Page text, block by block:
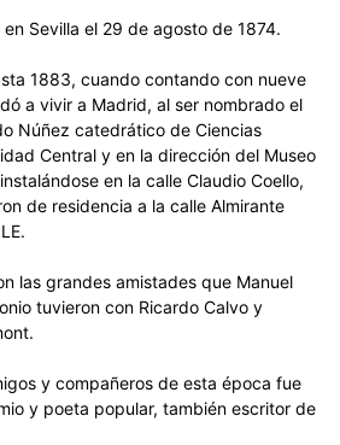
Sevilla el 29 de agosto de 1874.
1883, cuando contando con nueve
a vivir a Madrid, al ser nombrado el
Núñez catedrático de Ciencias
Central y en la dirección del Museo
en la calle Claudio Coello,
de residencia a la calle Almirante
las grandes amistades que Manuel
tuvieron con Ricardo Calvo y
y compañeros de esta época fue
y poeta popular, también escritor de